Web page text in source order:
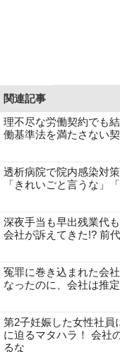
関連記事
理不尽な労働契約でも
働基準法を満たさない
透析病院で院内感染対
「きれいごと言うな」
深夜手当も早出残業代
会社が訴えてきた!? 前
冤罪に巻き込まれた会
なったのに、会社は推
第2子妊娠した女性社員
に迫るマタハラ！ 会社
るな